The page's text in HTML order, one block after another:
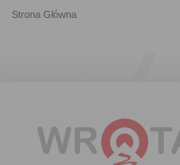
Strona Główna